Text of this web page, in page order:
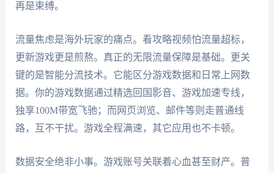
再是束缚。
流量焦虑是海外玩家的痛点。看攻略视频怕流量超标，
更新游戏更是煎熬。真正的无限流量保障是基础。更关
键的是智能分流技术。它能区分游戏数据和日常上网数
据。你的游戏数据通过精选回国影音、游戏加速专线，
独享100M带宽飞驰；而网页浏览、邮件等则走普通线
路，互不干扰。游戏全程满速，其它应用也不卡顿。
数据安全绝非小事。游戏账号关联着心血甚至财产。普